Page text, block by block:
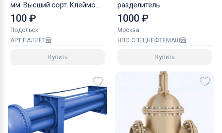
мм. Высший сорт. Клеймо
ISPM15
100 ₽
Подольск
АРТ ПАЛЛЕТ
Купить
разделитель
1000 ₽
Москва
НПО СПЕЦНЕФТЕМАШ
Купить